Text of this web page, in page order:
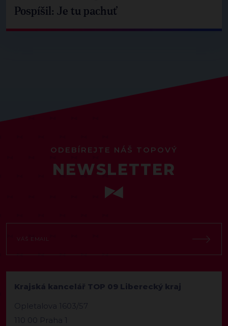
Pospíšil: Je tu pachuť
ODEBÍREJTE NÁŠ TOPOVÝ
NEWSLETTER
Krajská kancelář TOP 09 Liberecký kraj
Opletalova 1603/57
110 00 Praha 1